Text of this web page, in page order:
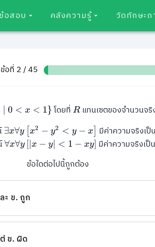
อสอบ คลังความรู้ วัดทักษะ
ข้อที่ 2 / 45
โดยที่Rแทนเซตของจำนวนจ
∃x∀y[ 2− y2<y− x]
มีค่าความจริงเป็
∀x∀y[ x− y|<1− xy
มีค่าความจริงเป็
ข้อใดต่อไปนี้ถูกต้อง
ะ ข. ถูก
ข. ผิด